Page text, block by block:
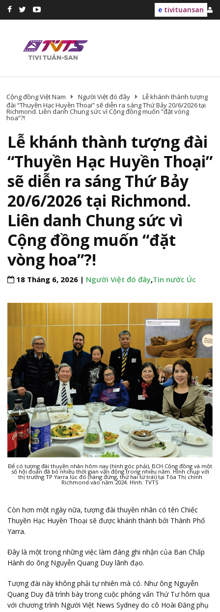
e tivituansan
Cộng đồng Việt Nam Người Việt đó đây
Lễ khánh thành tượng
đài “Thuyền Hạc Huyền Thoại” sẽ diễn ra sáng Thứ Bảy 20/6/2026 tại
Richmond. Liên danh Chung sức vì Cộng đồng muốn “đặt vòng
hoa”?!
Lễ khánh thành tượng đài
“Thuyền Hạc Huyền Thoại”
sẽ diễn ra sáng Thứ Bảy
20/6/2026 tại Richmond.
Liên danh Chung sức vì
Cộng đồng muốn “đặt
vòng hoa”?!
18 Tháng 6, 2026 | Người Việt đó đây,Tin nước Úc
Để có tượng đài thuyền nhân hôm nay (hình góc phải), BCH Cộng đồng và một
số hội đoàn đã bỏ nhiều thời gian vận động trong nhiều năm. Hình chụp với
thị trưởng TP Yarra lúc đó (hàng đứng, thứ hai từ trái) tại Tòa Thị chính
Richmond vào năm 2024. Hình: TVTS
Còn hơn một ngày nữa, tượng đài thuyền nhân có tên Chiếc
Thuyền Hạc Huyền Thoại sẽ được khánh thành bởi Thành Phố
Yarra.
Đây là một trong những việc làm đáng ghi nhận của Ban Chấp
Hành do ông Nguyễn Quang Duy lãnh đạo.
Tượng đài này không phải tự nhiên mà có. Như ông Nguyễn
Quang Duy đã trình bày trong cuộc phỏng vấn Thứ Tư hôm qua
với chương trình Người Việt News Sydney do cô Hoài Đăng phụ